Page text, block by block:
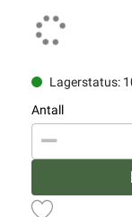
Lagerstatus:
Antall